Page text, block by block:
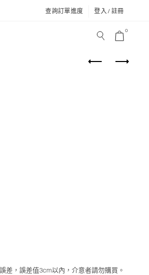
查詢訂單進度 登入 / 註冊
0
差，誤差值3cm以內，介意者請勿購買。